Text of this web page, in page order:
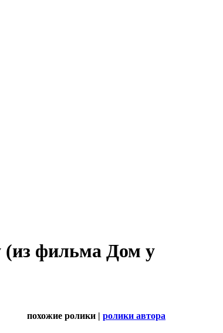
(из фильма Дом у
похожие ролики | ролики автора